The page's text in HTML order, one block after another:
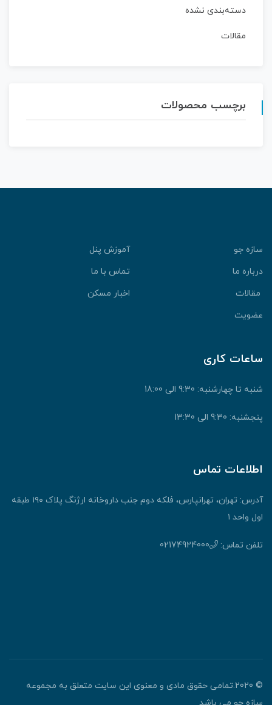
دسته‌بندی نشده
مقالات
برچسب محصولات
سازه جو
آموزش پنل
درباره ما
تماس با ما
مقالات
اخبار مسکن
عضویت
ساعات کاری
شنبه تا چهارشنبه: 9:30 الی 18:00
پنجشنبه: 9:30 الی 13:30
اطلاعات تماس
آدرس: تهران، تهرانپارس، فلکه دوم جنب داروخانه ارژنگ پلاک ۱۹۰ طبقه
اول واحد ۱
تلفن تماس: 02174924000
© 2020.تمامی حقوق مادی و معنوی این سایت متعلق به مجموعه